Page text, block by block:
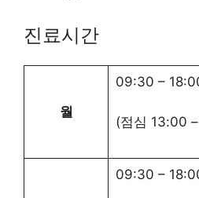
진료시간
월
09:30 –
(점심 13:00 –
09:30 –